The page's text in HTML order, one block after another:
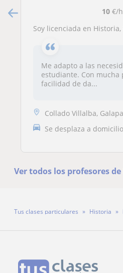
10€/h
Soy licenciada en Historia, tengo experiencia en el proyecto Proa, de refuerzo escolar.
Me adapto a las
estudiante. Con mucha
facilidad de da...
Collado Villalba, Galapagar,
Se desplaza a domicilio
Ver todos los profesores
Tus clases particulares Historia